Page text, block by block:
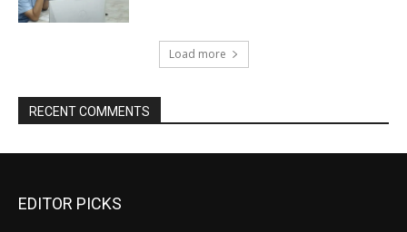
Load more
RECENT COMMENTS
EDITOR PICKS